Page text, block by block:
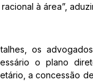
à área”,
os advogados
o plano
a concessão